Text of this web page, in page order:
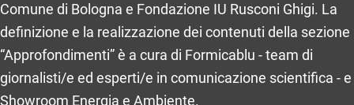
Comune di Bologna e Fondazione IU Rusconi Ghigi. La
definizione e la realizzazione dei contenuti della sezione
“Approfondimenti” è a cura di Formicablu - team di
giornalisti/e ed esperti/e in comunicazione scientifica - e
Showroom Energia e Ambiente.